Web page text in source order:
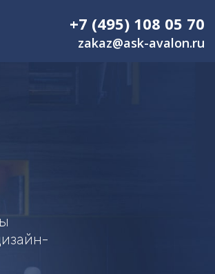
+7 (495) 108 05 70
zakaz@ask-avalon.ru